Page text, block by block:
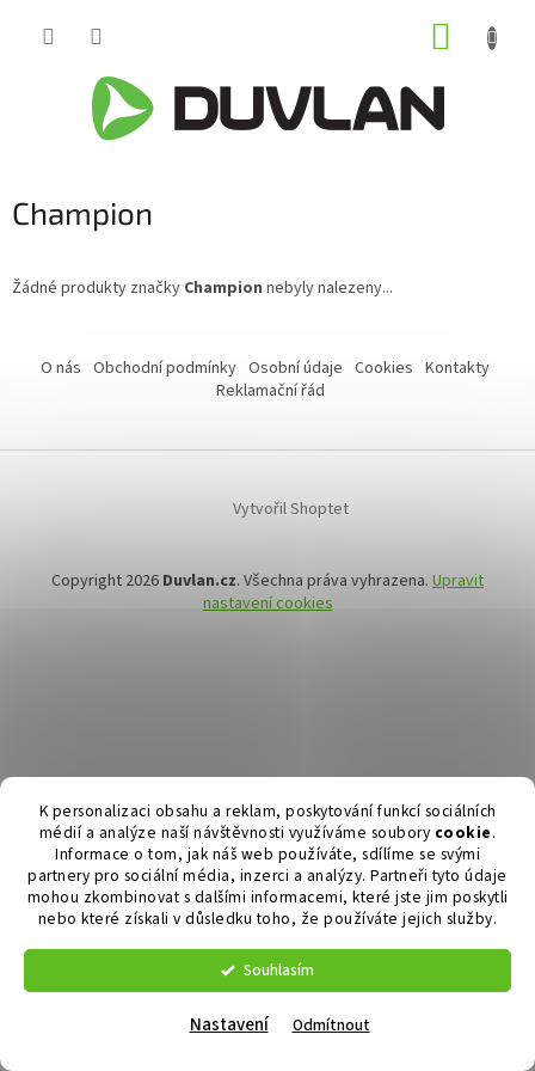
K personalizaci obsahu a reklam, poskytování funkcí sociálních
médií a analýze naší návštěvnosti využíváme soubory cookie.
Informace o tom, jak náš web používáte, sdílíme se svými
partnery pro sociální média, inzerci a analýzy. Partneři tyto údaje
mohou zkombinovat s dalšími informacemi, které jste jim poskytli
nebo které získali v důsledku toho, že používáte jejich služby.
Souhlasím
Nastavení Odmítnout
Champion
Žádné produkty značky Champion nebyly nalezeny...
O nás Obchodní podmínky Osobní údaje Cookies Kontakty
Reklamační řád
Vytvořil Shoptet
Copyright 2026 Duvlan.cz. Všechna práva vyhrazena. Upravit
nastavení cookies